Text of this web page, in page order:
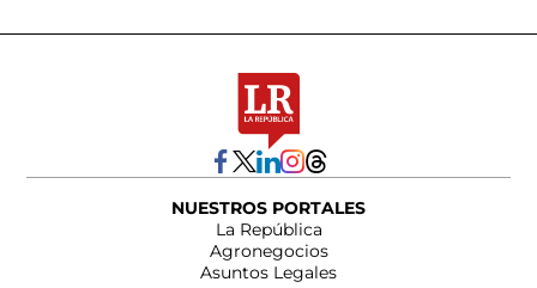
NUESTROS PORTALES
La República
Agronegocios
Asuntos Legales